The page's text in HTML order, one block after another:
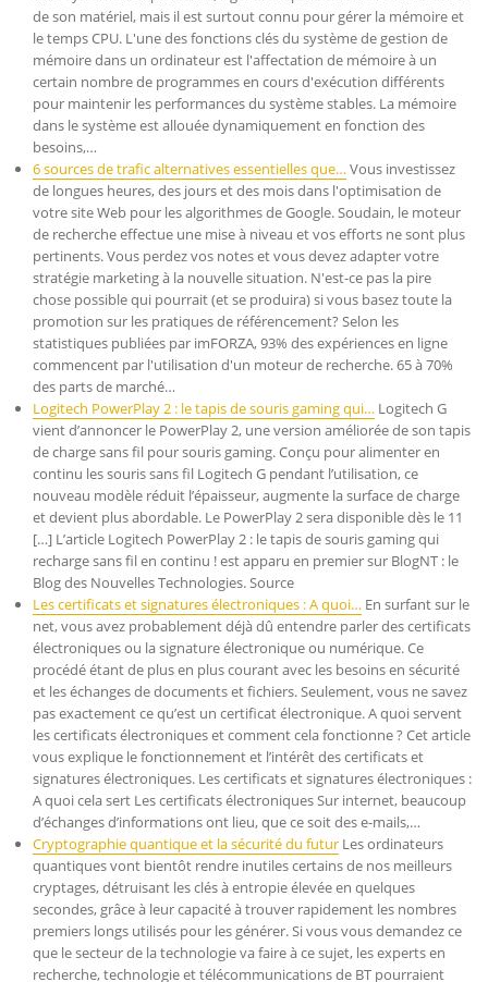
de son matériel, mais il est surtout connu pour gérer la mémoire et
le temps CPU. L'une des fonctions clés du système de gestion de
mémoire dans un ordinateur est l'affectation de mémoire à un
certain nombre de programmes en cours d'exécution différents
pour maintenir les performances du système stables. La mémoire
dans le système est allouée dynamiquement en fonction des
besoins,…
6 sources de trafic alternatives essentielles que…Vous investissez
de longues heures, des jours et des mois dans l'optimisation de
votre site Web pour les algorithmes de Google. Soudain, le moteur
de recherche effectue une mise à niveau et vos efforts ne sont plus
pertinents. Vous perdez vos notes et vous devez adapter votre
stratégie marketing à la nouvelle situation. N'est-ce pas la pire
chose possible qui pourrait (et se produira) si vous basez toute la
promotion sur les pratiques de référencement? Selon les
statistiques publiées par imFORZA, 93% des expériences en ligne
commencent par l'utilisation d'un moteur de recherche. 65 à 70%
des parts de marché…
Logitech PowerPlay 2 : le tapis de souris gaming qui… Logitech G
vient d’annoncer le PowerPlay 2, une version améliorée de son tapis
de charge sans fil pour souris gaming. Conçu pour alimenter en
continu les souris sans fil Logitech G pendant l’utilisation, ce
nouveau modèle réduit l’épaisseur, augmente la surface de charge
et devient plus abordable. Le PowerPlay 2 sera disponible dès le 11
[…] L’article Logitech PowerPlay 2 : le tapis de souris gaming qui
recharge sans fil en continu ! est apparu en premier sur BlogNT : le
Blog des Nouvelles Technologies. Source
Les certificats et signatures électroniques : A quoi… En surfant sur le
net, vous avez probablement déjà dû entendre parler des certificats
électroniques ou la signature électronique ou numérique. Ce
procédé étant de plus en plus courant avec les besoins en sécurité
et les échanges de documents et fichiers. Seulement, vous ne savez
pas exactement ce qu’est un certificat électronique. A quoi servent
les certificats électroniques et comment cela fonctionne ? Cet article
vous explique le fonctionnement et l’intérêt des certificats et
signatures électroniques. Les certificats et signatures électroniques :
A quoi cela sert Les certificats électroniques Sur internet, beaucoup
d’échanges d’informations ont lieu, que ce soit des e-mails,…
Cryptographie quantique et la sécurité du futur Les ordinateurs
quantiques vont bientôt rendre inutiles certains de nos meilleurs
cryptages, détruisant les clés à entropie élevée en quelques
secondes, grâce à leur capacité à trouver rapidement les nombres
premiers longs utilisés pour les générer. Si vous vous demandez ce
que le secteur de la technologie va faire à ce sujet, les experts en
recherche, technologie et télécommunications de BT pourraient